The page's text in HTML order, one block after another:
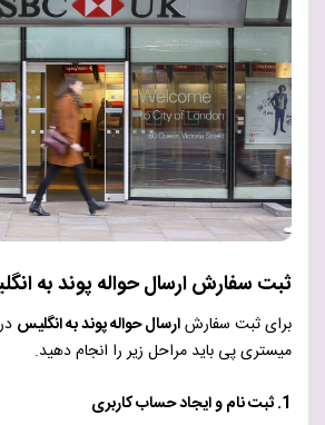
ثبت سفارش ارسال حواله پوند به
برای ثبت سفارشارسال حواله پوند به انگلیس
میستری پی باید مراحل زیر را انجام دهید.
1. ثبت نام و ایجاد حساب کاربری